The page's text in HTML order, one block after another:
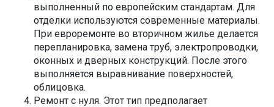
выполненный по европейским стандартам. Для
отделки используются современные материалы.
При евроремонте во вторичном жилье делается
перепланировка, замена труб, электропроводки,
оконных и дверных конструкций. После этого
выполняется выравнивание поверхностей,
облицовка.
Ремонт с нуля. Этот тип предполагает